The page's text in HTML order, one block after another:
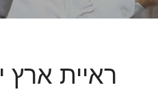
ראיית ארץ